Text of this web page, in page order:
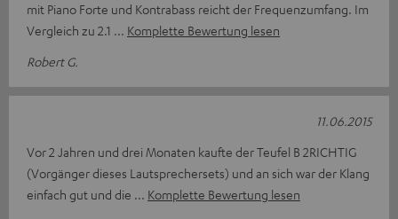
mit Piano Forte und Kontrabass reicht der Frequenzumfang. Im
Vergleich zu 2.1
Komplette Bewertung lesen
Robert G.
Vor 2 Jahren und drei Monaten kaufte der Teufel B 2RICHTIG
(Vorgänger dieses Lautsprechersets) und an sich war der Klang
einfach gut und die
Komplette Bewertung lesen
11.06.2015